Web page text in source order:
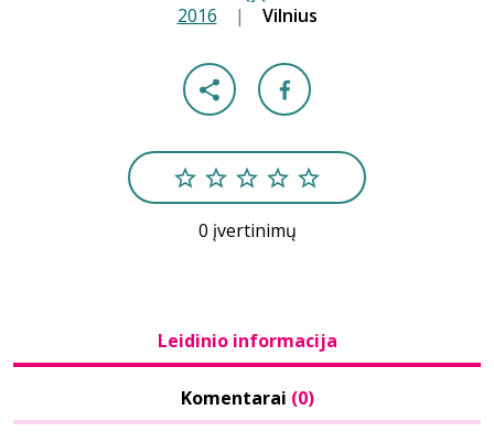
2016 | Vilnius
0 įvertinimų
Leidinio informacija
Komentarai (0)